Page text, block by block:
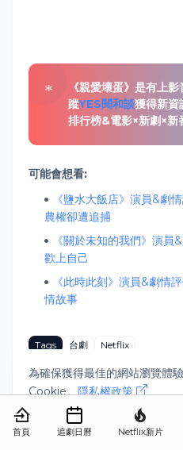
《親愛壞蛋》是有上
蹤YES閱和談獲得新資
排行榜&電影×新劇×新
可能會想看:
《鹽水大飯店》演員&劇
農權卻遭追捕
《關於未知的我們》演
歡上自己
《此時此刻》演員&劇情
情故事
Tags 台劇 Netflix
Facebook
為確保獲得最佳的網站瀏覽體
Cookie。隱私權政策
GOOGLE新聞 追蹤新
首頁 追劇日曆 Netflix新片